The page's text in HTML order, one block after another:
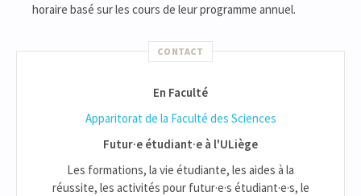
horaire basé sur les cours de leur programme annuel.
CONTACT
En Faculté
Apparitorat de la Faculté des Sciences
Futur·e étudiant·e à l'ULiège
Les formations, la vie étudiante, les aides à la
réussite, les activités pour futur·e·s étudiant·e·s, le